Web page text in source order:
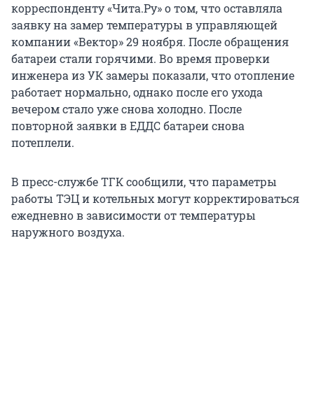
корреспонденту «Чита.Ру» о том, что оставляла
заявку на замер температуры в управляющей
компании «Вектор» 29 ноября. После обращения
батареи стали горячими. Во время проверки
инженера из УК замеры показали, что отопление
работает нормально, однако после его ухода
вечером стало уже снова холодно. После
повторной заявки в ЕДДС батареи снова
потеплели.
В пресс-службе ТГК сообщили, что параметры
работы ТЭЦ и котельных могут корректироваться
ежедневно в зависимости от температуры
наружного воздуха.